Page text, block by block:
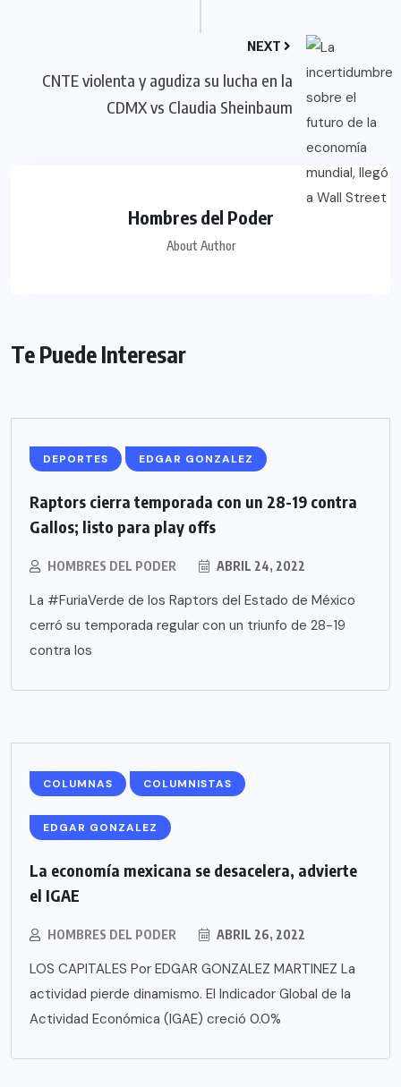
NEXT
CNTE violenta y agudiza su lucha en la
CDMX vs Claudia Sheinbaum
Hombres del Poder
About Author
Te Puede Interesar
DEPORTES EDGAR GONZALEZ
Raptors cierra temporada con un 28-19 contra
Gallos; listo para play offs
HOMBRES DEL PODER ABRIL 24, 2022
La #FuriaVerde de los Raptors del Estado de México
cerró su temporada regular con un triunfo de 28-19
contra los
COLUMNAS COLUMNISTAS
EDGAR GONZALEZ
La economía mexicana se desacelera, advierte
el IGAE
HOMBRES DEL PODER ABRIL 26, 2022
LOS CAPITALES Por EDGAR GONZALEZ MARTINEZ La
actividad pierde dinamismo. El Indicador Global de la
Actividad Económica (IGAE) creció 0.0%